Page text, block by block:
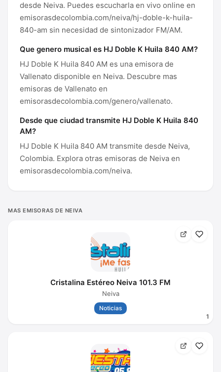
desde Neiva. Puedes escucharla en vivo online en
emisorasdecolombia.com/neiva/hj-doble-k-huila-
840-am sin necesidad de sintonizador FM/AM.
Que genero musical es HJ Doble K Huila 840 AM?
HJ Doble K Huila 840 AM es una emisora de
Vallenato disponible en Neiva. Descubre mas
emisoras de Vallenato en
emisorasdecolombia.com/genero/vallenato.
Desde que ciudad transmite HJ Doble K Huila 840
AM?
HJ Doble K Huila 840 AM transmite desde Neiva,
Colombia. Explora otras emisoras de Neiva en
emisorasdecolombia.com/neiva.
MAS EMISORAS DE NEIVA
1
Cristalina Estéreo Neiva 101.3 FM
Neiva
Noticias